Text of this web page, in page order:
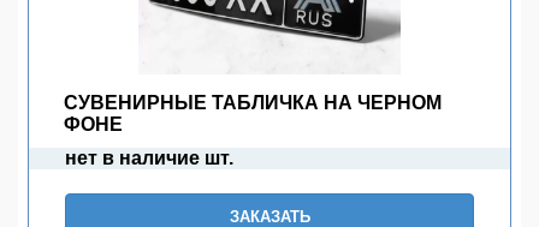
СУВЕНИРНЫЕ ТАБЛИЧКА НА ЧЕРНОМ
ФОНЕ
нет в наличие шт.
ЗАКАЗАТЬ